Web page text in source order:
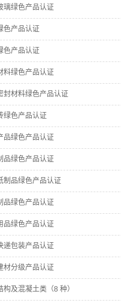
璃绿色产品认证
色产品认证
色产品认证
料绿色产品认证
封材料绿色产品认证
绿色产品认证
品绿色产品认证
品绿色产品认证
制品绿色产品认证
品绿色产品认证
品绿色产品认证
递包装产品认证
材分级产品认证
构及混凝土类（8 种）